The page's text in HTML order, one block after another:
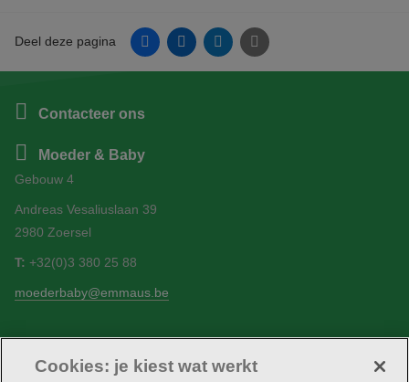
Deel deze pagina FacebookLinkedinTwitter E-mail
Contacteer ons
Moeder & Baby
Gebouw 4
Andreas Vesaliuslaan 39
2980 Zoersel
T: +32(0)3 380 25 88
moederbaby@emmaus.be
Volg ons Facebook
Cookies: je kiest wat werkt